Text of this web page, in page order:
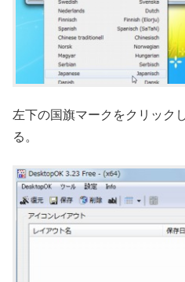
左下の国旗マークをクリック
る。